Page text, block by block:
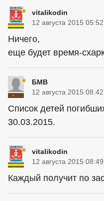
vitalikodin
12 августа 2015 05:52
Ничего,
еще будет время-
БМВ
12 августа 2015 08:42
Список детей
30.03.2015.
vitalikodin
12 августа 2015 08:49
Каждый получит по